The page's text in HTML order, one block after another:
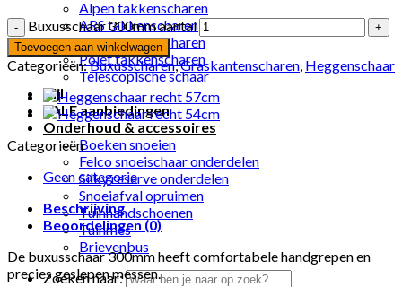
Alpen takkenscharen
ARS takkenscharen
Felco takkenscharen
Polet takkenscharen
Telescopische schaar
Bijl
SALE aanbiedingen
Onderhoud & accessoires
Boeken snoeien
Felco snoeischaar onderdelen
Silky reserve onderdelen
Snoeiafval opruimen
Tuinhandschoenen
Tuinmes
Brievenbus
Zoeken naar:
Buxusschaar 300mm aantal
Toevoegen aan winkelwagen
Categorieën:Buxusscharen,Graskantenscharen, Heggenschaar
Categorieën
Geen categorie
Beschrijving
Beoordelingen (0)
De buxusschaar 300mm heeft comfortabele handgrepen en
precies geslepen messen.